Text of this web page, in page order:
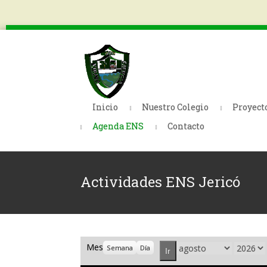
Inicio Nuestro Colegio
Agenda ENS
Contacto
Actividades ENS Jericó
Mes Semana Día Mes Año